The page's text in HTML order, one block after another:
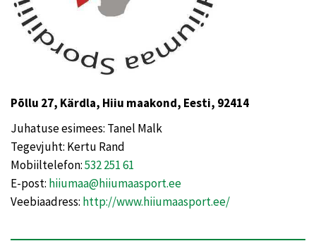
Põllu 27, Kärdla, Hiiu maakond, Eesti, 92414
Juhatuse esimees: Tanel Malk
Tegevjuht: Kertu Rand
Mobiiltelefon:532 251 61
E-post: hiiumaa@hiiumaasport.ee
Veebiaadress: http://www.hiiumaasport.ee/